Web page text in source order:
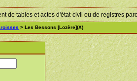
de tables et actes d'état-civil ou de registres
> Les Bessons [Lozère](X)